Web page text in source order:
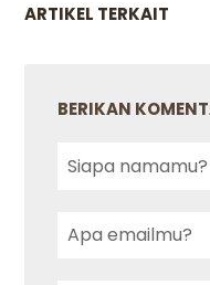
ARTIKEL TERKAIT
BERIKAN